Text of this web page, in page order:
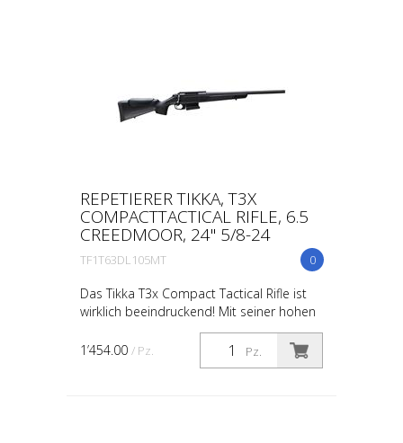
REPETIERER TIKKA, T3X
COMPACTTACTICAL RIFLE, 6.5
CREEDMOOR, 24'' 5/8-24
0
TF1T63DL105MT
Das Tikka T3x Compact Tactical Rifle ist
wirklich beeindruckend! Mit seiner hohen
Präzision und Vielseitigkeit ist es ideal für
Jäger und Sportschützen. Das Gewehr
Pz.
1’454.00 / Pz.